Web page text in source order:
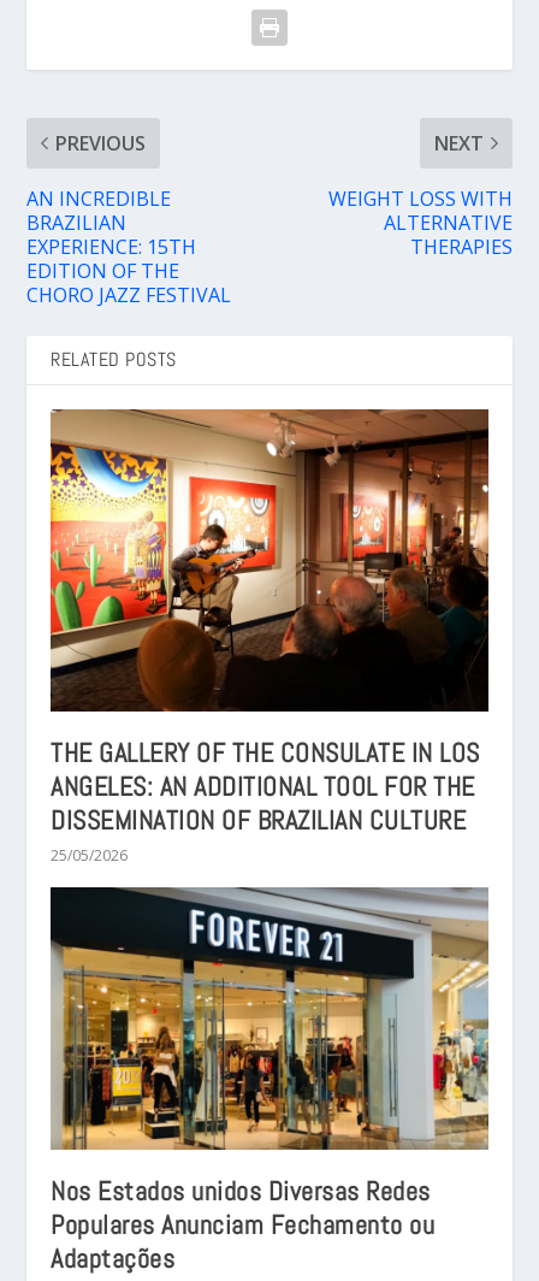
PREVIOUS
AN INCREDIBLE
BRAZILIAN
EXPERIENCE: 15TH
EDITION OF THE
CHORO JAZZ FESTIVAL
NEXT
WEIGHT LOSS WITH
ALTERNATIVE
THERAPIES
RELATED POSTS
THE GALLERY OF THE CONSULATE IN LOS
ANGELES: AN ADDITIONAL TOOL FOR THE
DISSEMINATION OF BRAZILIAN CULTURE
25/05/2026
Nos Estados unidos Diversas Redes
Populares Anunciam Fechamento ou
Adaptações